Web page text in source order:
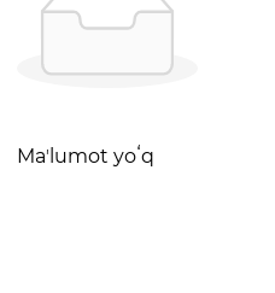
Maʼlumot yoʻq